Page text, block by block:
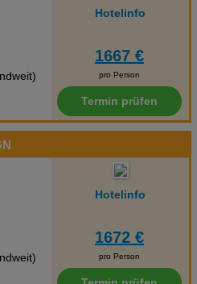
Hotelinfo
1667 €
pro Person
Termin prüfen
Hotelinfo
1672 €
pro Person